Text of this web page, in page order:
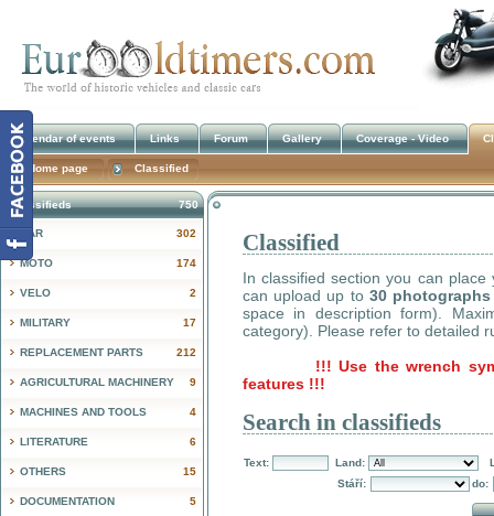
Classified
In classified section you can
can upload up to 30 photographs
space in description form).
category). Please refer to detailed
!!! Use the wrench
features !!!
Search in classifieds
Text: Land:
Stáří:
do:
750
Classifieds
302
CAR
174
MOTO
2
VELO
17
MILITARY
212
REPLACEMENT PARTS
9
AGRICULTURAL MACHINERY
4
MACHINES AND TOOLS
6
LITERATURE
15
OTHERS
5
DOCUMENTATION
Calendar of events Links Forum Gallery Coverage - Video
Home page Classified